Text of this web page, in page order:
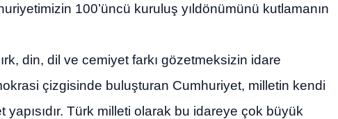
100’üncü kuruluş yıldönümünü kutlamanın
din, dil ve cemiyet farkı gözetmeksizin idare
çizgisinde buluşturan Cumhuriyet, milletin kendi
yapısıdır. Türk milleti olarak bu idareye çok büyük